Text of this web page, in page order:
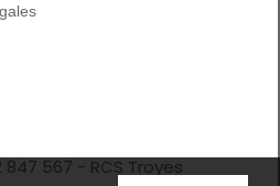
567 - RCS Troyes